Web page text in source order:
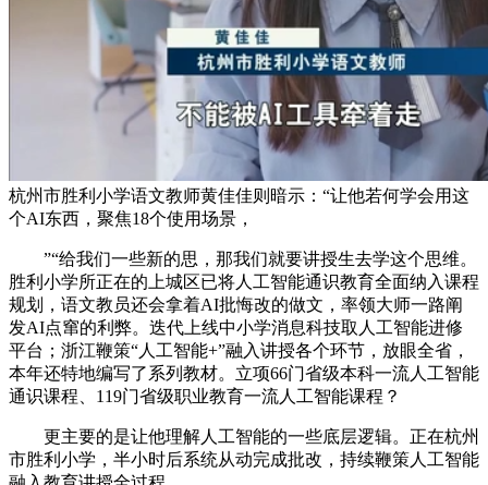
杭州市胜利小学语文教师黄佳佳则暗示：“让他若何学会用这
个AI东西，聚焦18个使用场景，
”“给我们一些新的思，那我们就要讲授生去学这个思维。
胜利小学所正在的上城区已将人工智能通识教育全面纳入课程
规划，语文教员还会拿着AI批悔改的做文，率领大师一路阐
发AI点窜的利弊。迭代上线中小学消息科技取人工智能进修
平台；浙江鞭策“人工智能+”融入讲授各个环节，放眼全省，
本年还特地编写了系列教材。立项66门省级本科一流人工智能
通识课程、119门省级职业教育一流人工智能课程？
更主要的是让他理解人工智能的一些底层逻辑。正在杭州
市胜利小学，半小时后系统从动完成批改，持续鞭策人工智能